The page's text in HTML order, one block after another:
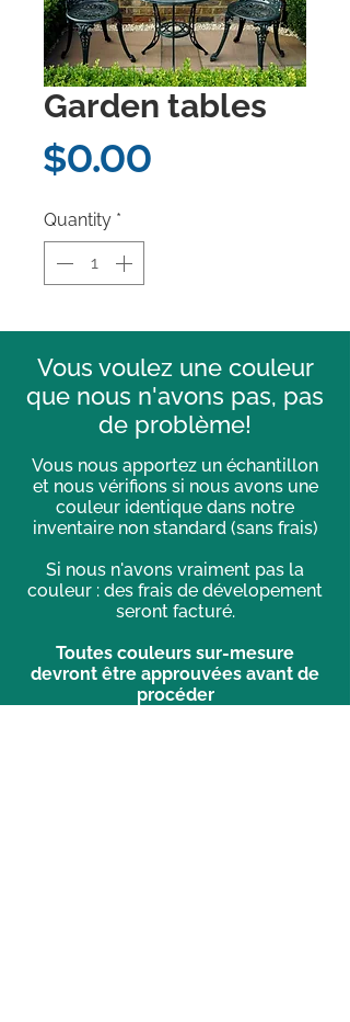
Garden tables
$0.00
Quantity *
Vous voulez une couleur
que nous n'avons pas, pas
de problème!
Vous nous apportez un échantillon
et nous vérifions si nous avons une
couleur identique dans notre
inventaire non standard (sans frais)
Si nous n'avons vraiment pas la
couleur : des frais de dévelopement
seront facturé.
Toutes couleurs sur-mesure
devront être approuvées avant de
procéder